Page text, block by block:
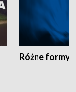
Różne formy